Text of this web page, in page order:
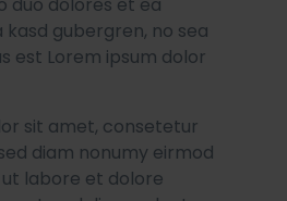
gubergren, no sea
est Lorem ipsum dolor
sit amet, consetetur
diam nonumy eirmod
labore et dolore